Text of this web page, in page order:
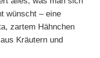
wünscht – eine
zartem Hähnchen
Kräutern und